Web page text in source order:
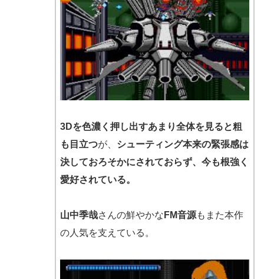
3Dを色濃く押し出すあまり全体を見ると粗
も目立つが、 シューティング本来の緊張感は
決しておろそかにされておらず、今も根強く
愛好されている。
山中季哉さんの鮮やかな FM音源もまた本作
の人気を支えている。